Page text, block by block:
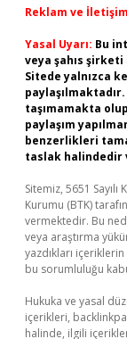
Reklam ve
Yasal Uyarı: Bu
veya şahıs
Sitede yalnızca
taşımamakta
paylaşım
benzerlikleri
taslak halindedir
Sitemiz, 5651
Kurumu (BTK)
vermektedir. Bu
veya araştırma
yazdıkları
bu sorumluluğu
Hukuka ve yasal
içerikleri,
halinde, ilgili